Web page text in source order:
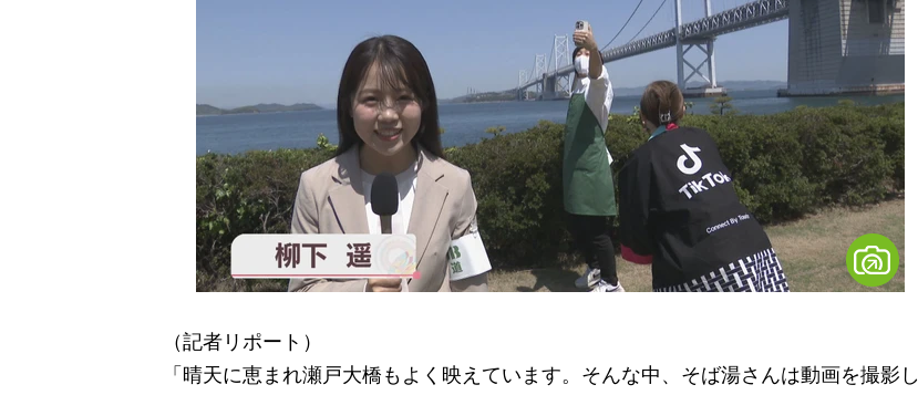
（記者リポート）
「晴天に恵まれ瀬戸大橋もよく映えています。そんな中、そば湯さんは動画を撮影し